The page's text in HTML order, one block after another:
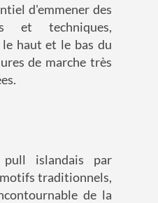
d'emmener des
et techniques,
haut et le bas du
de marche très
islandais par
traditionnels,
de la